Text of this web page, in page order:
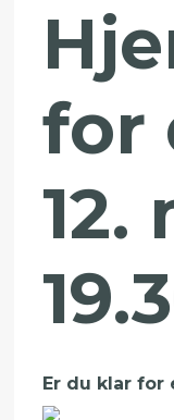
RESSURSER
OM OSS
GI
for
12.
Er du klar for